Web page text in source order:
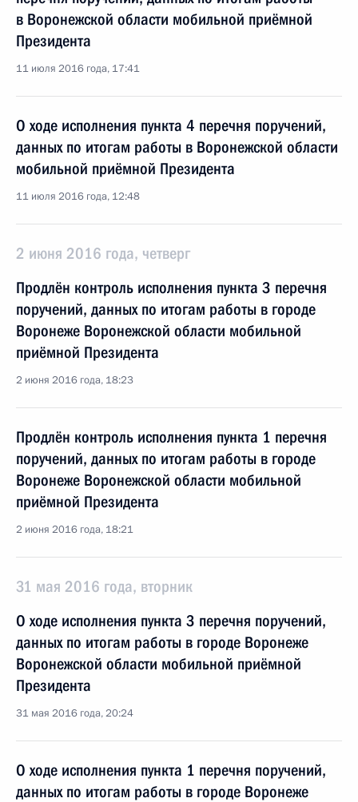
в Воронежской области мобильной приёмной
Президента
11 июля 2016 года, 17:41
О ходе исполнения пункта 4 перечня поручений,
данных по итогам работы в Воронежской области
мобильной приёмной Президента
11 июля 2016 года, 12:48
2 июня 2016 года, четверг
Продлён контроль исполнения пункта 3 перечня
поручений, данных по итогам работы в городе
Воронеже Воронежской области мобильной
приёмной Президента
2 июня 2016 года, 18:23
Продлён контроль исполнения пункта 1 перечня
поручений, данных по итогам работы в городе
Воронеже Воронежской области мобильной
приёмной Президента
2 июня 2016 года, 18:21
31 мая 2016 года, вторник
О ходе исполнения пункта 3 перечня поручений,
данных по итогам работы в городе Воронеже
Воронежской области мобильной приёмной
Президента
31 мая 2016 года, 20:24
О ходе исполнения пункта 1 перечня поручений,
данных по итогам работы в городе Воронеже